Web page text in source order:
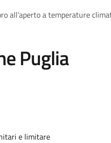
all’aperto a temperature
Puglia
e limitare